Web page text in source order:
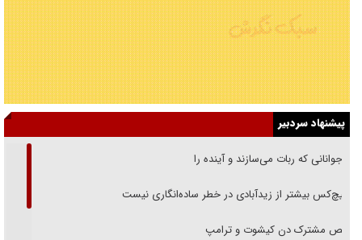
پیشنهاد سردبیر
نوجوانانی که ربات می‌سازند و آینده را
هیچ‌کس بیشتر از زیدآبادی در خطر ساده‌انگاری نیست
رقص مشترک دن کیشوت و ترامپ